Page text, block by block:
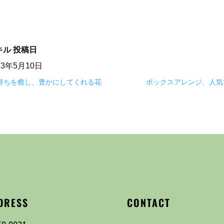
ル 投稿日
年5月10日
ちを癒し、豊かにしてくれる花 ボックスアレンジ、人
CONTACT